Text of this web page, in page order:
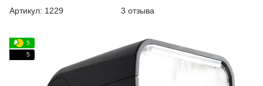
Артикул: 1229 3 отзыва
5
5